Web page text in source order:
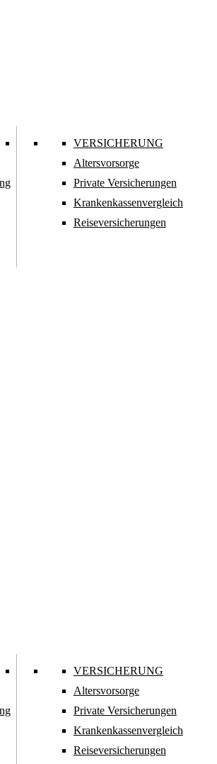
VERSICHERUNG
Alters­vorsorge
Privat­e Versicherungen
Kranken­kassen­vergleich
Reiseversicherungen
VERSICHERUNG
Alters­vorsorge
Privat­e Versicherungen
Kranken­kassen­vergleich
Reiseversicherungen